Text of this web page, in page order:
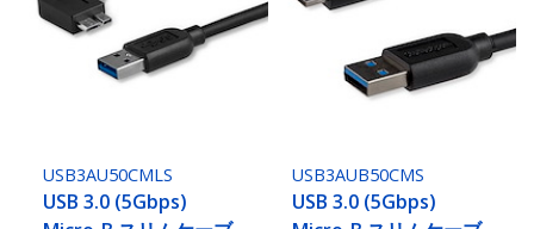
USB3AU50CMLS
USB 3.0 (5Gbps)
USB3AUB50CMS
USB 3.0 (5Gbps)